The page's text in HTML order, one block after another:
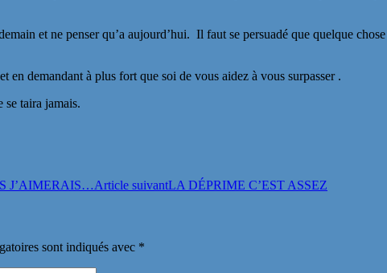
et ne penser qu’a aujourd’hui. Il faut se persuadé que quelque
demandant à plus fort que soi de vous aidez à vous surpasser .
se taira jamais.
J’AIMERAIS…Article suivantLA DÉPRIME C’EST ASSEZ
sont indiqués avec *